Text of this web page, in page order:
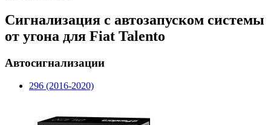
Сигнализация с автозапуском системы
от угона для Fiat Talento
Автосигнализации
296 (2016-2020)